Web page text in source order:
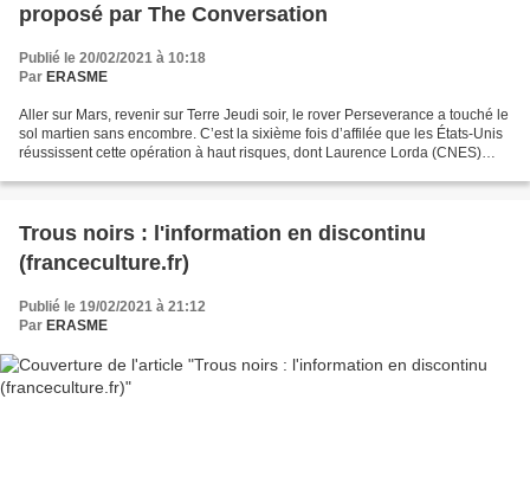
proposé par The Conversation
Publié le 20/02/2021 à 10:18
Par ERASME
Aller sur Mars, revenir sur Terre Jeudi soir, le rover Perseverance a touché le
sol martien sans encombre. C’est la sixième fois d’affilée que les États-Unis
réussissent cette opération à haut risques, dont Laurence Lorda (CNES)
Trous noirs : l'information en discontinu
(franceculture.fr)
Publié le 19/02/2021 à 21:12
Par ERASME